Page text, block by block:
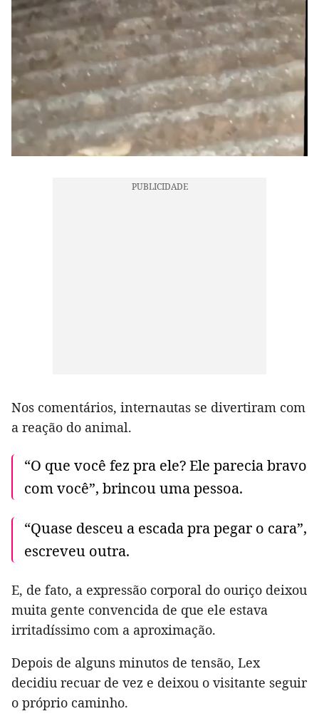
Nos comentários, internautas se divertiram com
a reação do animal.
“O que você fez pra ele? Ele parecia bravo
com você”, brincou uma pessoa.
“Quase desceu a escada pra pegar o cara”,
escreveu outra.
E, de fato, a expressão corporal do ouriço deixou
muita gente convencida de que ele estava
irritadíssimo com a aproximação.
Depois de alguns minutos de tensão, Lex
decidiu recuar de vez e deixou o visitante seguir
o próprio caminho.